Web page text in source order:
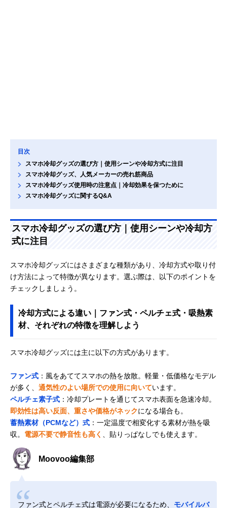
目次
スマホ冷却グッズの選び方｜使用シーンや冷却方式に注目
スマホ冷却グッズ、人気メーカーの売れ筋商品
スマホ冷却グッズ使用時の注意点｜冷却効果を保つために
スマホ冷却グッズに関するQ&A
スマホ冷却グッズの選び方｜使用シーンや冷却方
式に注目
スマホ冷却グッズにはさまざまな種類があり、冷却方式や取り付
け方法によって特徴が異なります。選ぶ際は、以下のポイントを
チェックしましょう。
冷却方式による違い｜ファン式・ペルチェ式・吸熱素
材、それぞれの特徴を理解しよう
スマホ冷却グッズには主に以下の方式があります。
ファン式 ：風をあててスマホの熱を放散。軽量・低価格なモデル
が多く、 通気性のよい場所での使用に向いています。
ペルチェ素子式 ：冷却プレートを通じてスマホ表面を急速冷却。
即効性は高い反面、重さや価格がネックになる場合も。
蓄熱素材（PCMなど）式 ：一定温度で相変化する素材が熱を吸
収。 電源不要で静音性も高く 、貼りっぱなしでも使えます。
Moovoo編集部
ファン式とペルチェ式は電源が必要になるため、 モバイルバ